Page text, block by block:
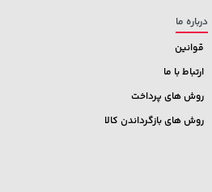
درباره ما
قوانین
ارتباط با ما
روش های پرداخت
روش های بازگرداندن کالا